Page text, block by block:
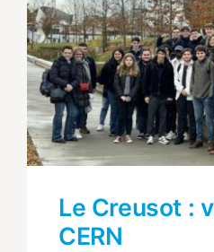
Le Creusot :
CERN